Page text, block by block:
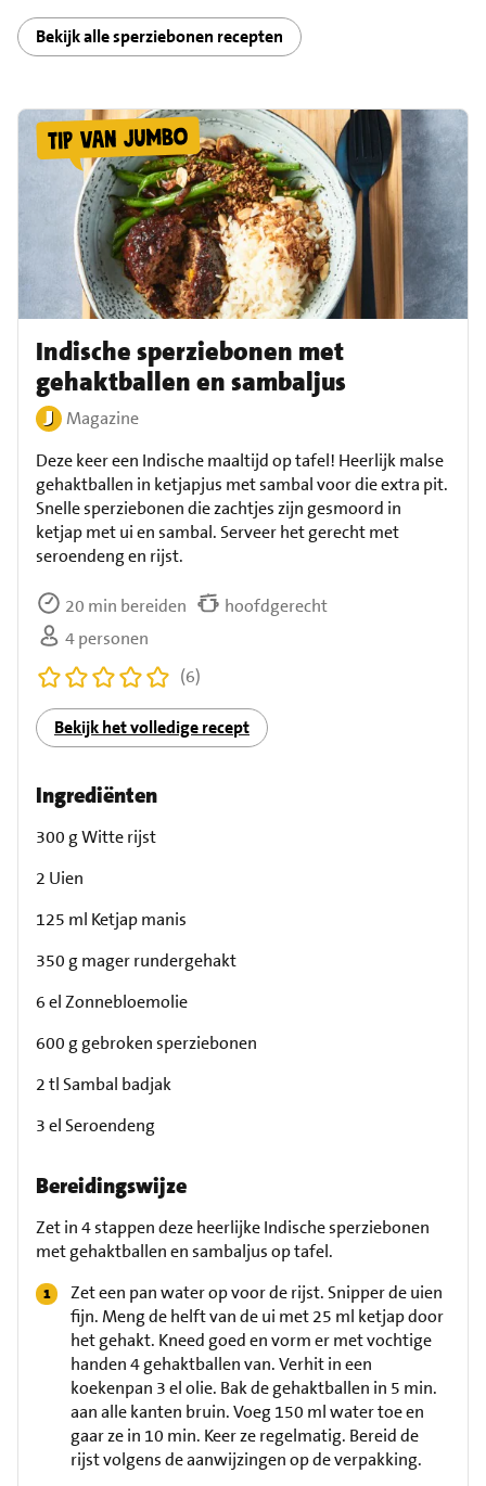
Bekijk alle sperziebonen recepten
Indische sperziebonen met
gehaktballen en sambaljus
Magazine
Deze keer een Indische maaltijd op tafel! Heerlijk malse
gehaktballen in ketjapjus met sambal voor die extra pit.
Snelle sperziebonen die zachtjes zijn gesmoord in
ketjap met ui en sambal. Serveer het gerecht met
seroendeng en rijst.
20 min bereiden
hoofdgerecht
4 personen
(6)
Bekijk het volledige recept
Ingrediënten
300 g Witte rijst
2 Uien
125 ml Ketjap manis
350 g mager rundergehakt
6 el Zonnebloemolie
600 g gebroken sperziebonen
2 tl Sambal badjak
3 el Seroendeng
Bereidingswijze
Zet in 4 stappen deze heerlijke Indische sperziebonen
met gehaktballen en sambaljus op tafel.
Zet een pan water op voor de rijst. Snipper de uien
fijn. Meng de helft van de ui met 25 ml ketjap door
het gehakt. Kneed goed en vorm er met vochtige
handen 4 gehaktballen van. Verhit in een
koekenpan 3 el olie. Bak de gehaktballen in 5 min.
aan alle kanten bruin. Voeg 150 ml water toe en
gaar ze in 10 min. Keer ze regelmatig. Bereid de
rijst volgens de aanwijzingen op de verpakking.